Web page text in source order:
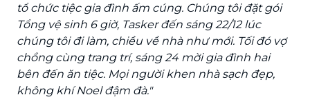
tổ chức tiệc gia đình ấm cúng. Chúng tôi đặt gói
Tổng vệ sinh 6 giờ, Tasker đến sáng 22/12 lúc
chúng tôi đi làm, chiều về nhà như mới. Tối đó vợ
chồng cùng trang trí, sáng 24 mời gia đình hai
bên đến ăn tiệc. Mọi người khen nhà sạch đẹp,
không khí Noel đậm đà."